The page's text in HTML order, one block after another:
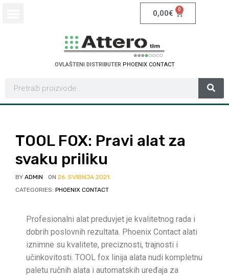
0,00€ 0
OVLAŠTENI DISTRIBUTER PHOENIX CONTACT
TOOL FOX: Pravi alat za
svaku priliku
BY ADMIN ON 26. SVIBNJA 2021.
CATEGORIES: PHOENIX CONTACT
Profesionalni alat preduvjet je kvalitetnog rada i
dobrih poslovnih rezultata. Phoenix Contact alati
iznimne su kvalitete, preciznosti, trajnosti i
učinkovitosti. TOOL fox linija alata nudi kompletnu
paletu ručnih alata i automatskih uređaja za